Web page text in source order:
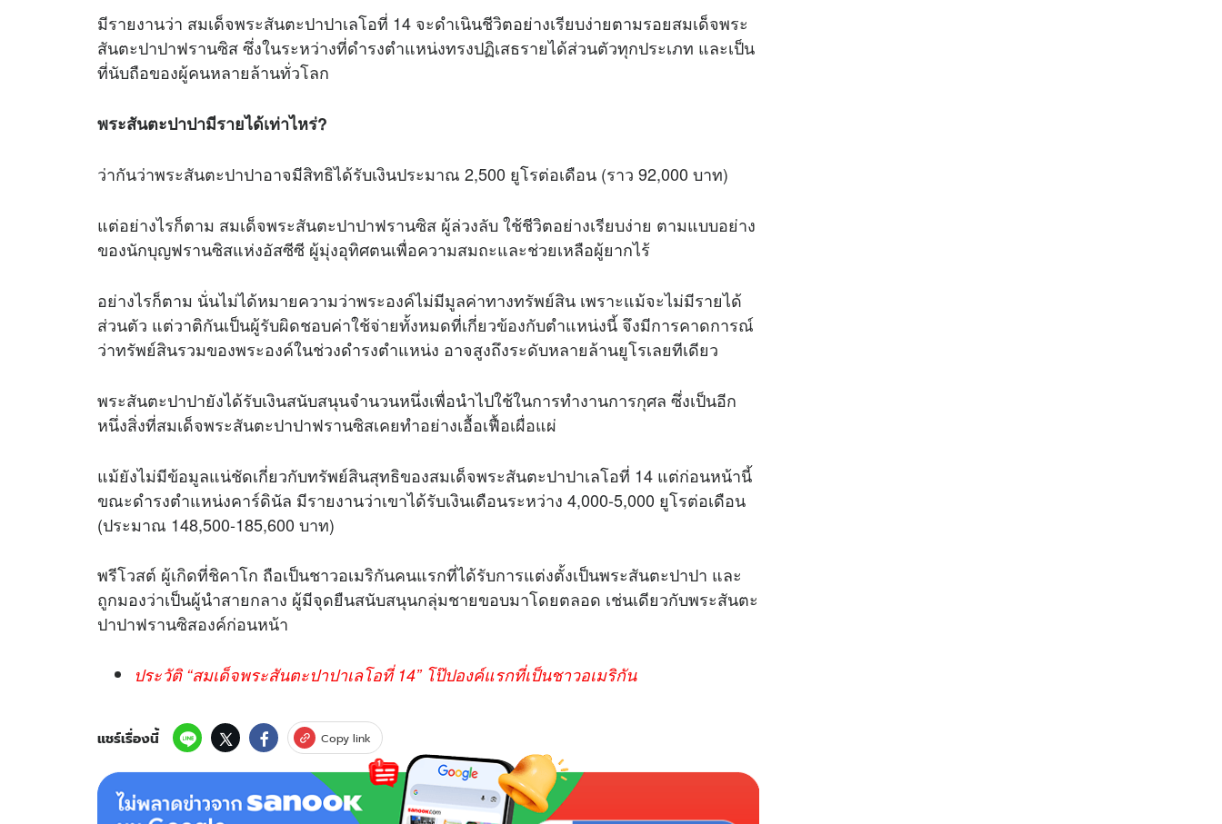
มีรายงานว่า สมเด็จพระสันตะปาปาเลโอที่ 14 จะดำเนินชีวิตอย่างเรียบง่ายตามรอยสมเด็จพระ
สันตะปาปาฟรานซิส ซึ่งในระหว่างที่ดำรงตำแหน่งทรงปฏิเสธรายได้ส่วนตัวทุกประเภท และเป็น
ที่นับถือของผู้คนหลายล้านทั่วโลก
พระสันตะปาปามีรายได้เท่าไหร่?
ว่ากันว่าพระสันตะปาปาอาจมีสิทธิได้รับเงินประมาณ 2,500 ยูโรต่อเดือน (ราว 92,000 บาท)
แต่อย่างไรก็ตาม สมเด็จพระสันตะปาปาฟรานซิส ผู้ล่วงลับ ใช้ชีวิตอย่างเรียบง่าย ตามแบบอย่าง
ของนักบุญฟรานซิสแห่งอัสซีซี ผู้มุ่งอุทิศตนเพื่อความสมถะและช่วยเหลือผู้ยากไร้
อย่างไรก็ตาม นั่นไม่ได้หมายความว่าพระองค์ไม่มีมูลค่าทางทรัพย์สิน เพราะแม้จะไม่มีรายได้
ส่วนตัว แต่วาติกันเป็นผู้รับผิดชอบค่าใช้จ่ายทั้งหมดที่เกี่ยวข้องกับตำแหน่งนี้ จึงมีการคาดการณ์
ว่าทรัพย์สินรวมของพระองค์ในช่วงดำรงตำแหน่ง อาจสูงถึงระดับหลายล้านยูโรเลยทีเดียว
พระสันตะปาปายังได้รับเงินสนับสนุนจำนวนหนึ่งเพื่อนำไปใช้ในการทำงานการกุศล ซึ่งเป็นอีก
หนึ่งสิ่งที่สมเด็จพระสันตะปาปาฟรานซิสเคยทำอย่างเอื้อเฟื้อเผื่อแผ่
แม้ยังไม่มีข้อมูลแน่ชัดเกี่ยวกับทรัพย์สินสุทธิของสมเด็จพระสันตะปาปาเลโอที่ 14 แต่ก่อนหน้านี้
ขณะดำรงตำแหน่งคาร์ดินัล มีรายงานว่าเขาได้รับเงินเดือนระหว่าง 4,000-5,000 ยูโรต่อเดือน
(ประมาณ 148,500-185,600 บาท)
พรีโวสต์ ผู้เกิดที่ชิคาโก ถือเป็นชาวอเมริกันคนแรกที่ได้รับการแต่งตั้งเป็นพระสันตะปาปา และ
ถูกมองว่าเป็นผู้นำสายกลาง ผู้มีจุดยืนสนับสนุนกลุ่มชายขอบมาโดยตลอด เช่นเดียวกับพระสันตะ
ปาปาฟรานซิสองค์ก่อนหน้า
ประวัติ “สมเด็จพระสันตะปาปาเลโอที่ 14” โป๊ปองค์แรกที่เป็นชาวอเมริกัน
แชร์เรื่องนี้ Copy link